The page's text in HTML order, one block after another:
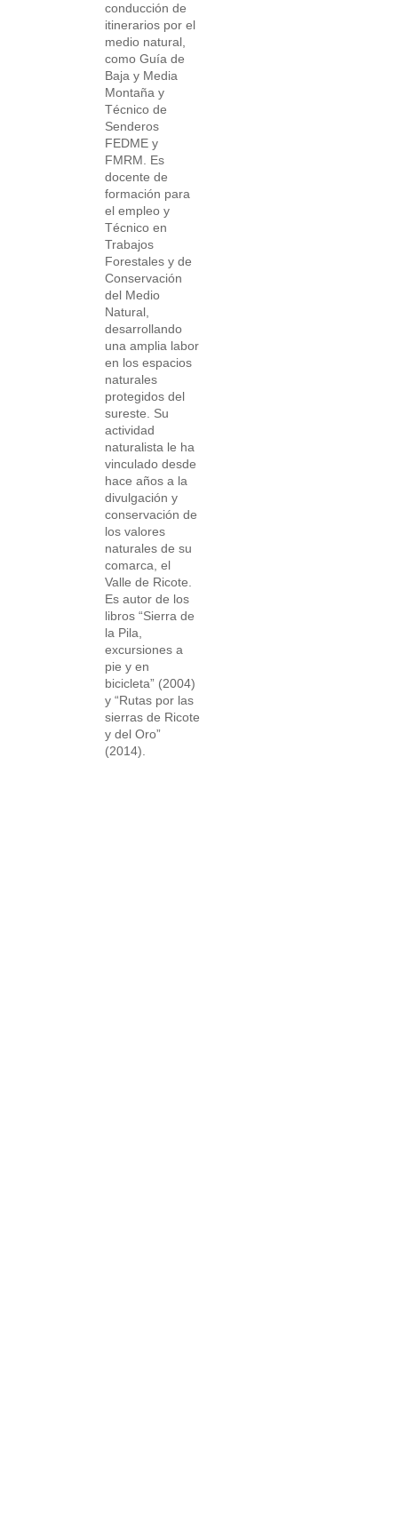
conducción de
itinerarios por el
medio natural,
como Guía de
Baja y Media
Montaña y
Técnico de
Senderos
FEDME y
FMRM. Es
docente de
formación para
el empleo y
Técnico en
Trabajos
Forestales y de
Conservación
del Medio
Natural,
desarrollando
una amplia labor
en los espacios
naturales
protegidos del
sureste. Su
actividad
naturalista le ha
vinculado desde
hace años a la
divulgación y
conservación de
los valores
naturales de su
comarca, el
Valle de Ricote.
Es autor de los
libros “Sierra de
la Pila,
excursiones a
pie y en
bicicleta” (2004)
y “Rutas por las
sierras de Ricote
y del Oro”
(2014).